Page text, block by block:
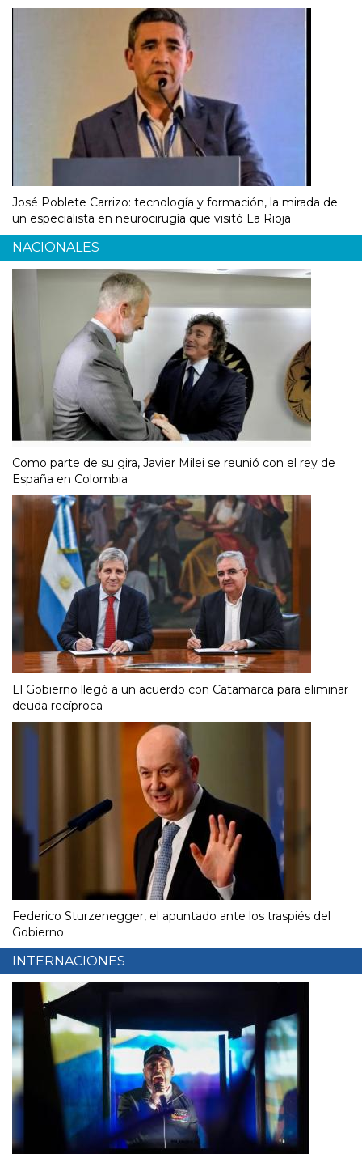
José Poblete Carrizo: tecnología y formación, la mirada de
un especialista en neurocirugía que visitó La Rioja
NACIONALES
Como parte de su gira, Javier Milei se reunió con el rey de
España en Colombia
El Gobierno llegó a un acuerdo con Catamarca para eliminar
deuda recíproca
Federico Sturzenegger, el apuntado ante los traspiés del
Gobierno
INTERNACIONES